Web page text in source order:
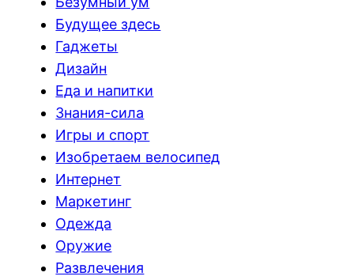
Будущее здесь
Гаджеты
Дизайн
Еда и напитки
Знания-сила
Игры и спорт
Изобретаем велосипед
Интернет
Маркетинг
Одежда
Оружие
Развлечения